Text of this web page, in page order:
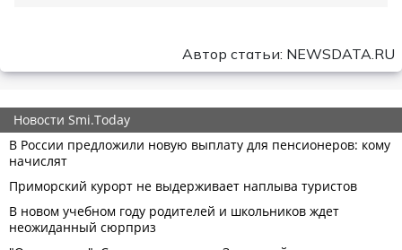
Автор статьи: NEWSDATA.RU